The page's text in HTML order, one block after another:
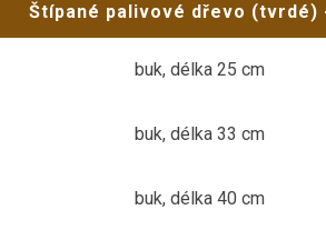
Štípané palivové dřevo (tvrdé)
buk, délka 25 cm
buk, délka 33 cm
buk, délka 40 cm